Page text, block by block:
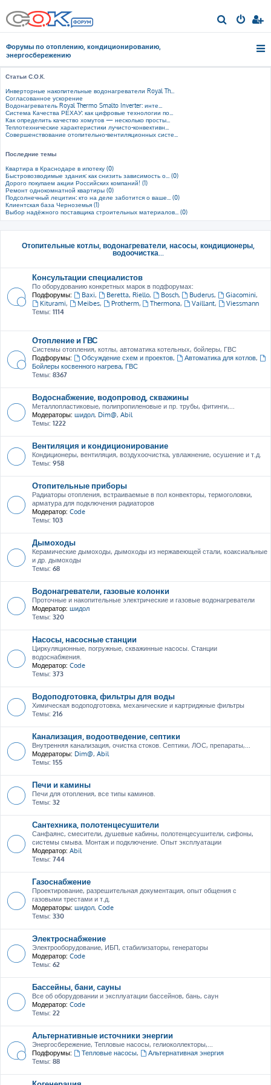
о
Форумы по отоплению, кондиционированию,
энергосбережению
Статьи С.О.К.
Инверторные накопительные водонагреватели Royal Th...
Согласованное ускорение
Водонагреватель Royal Thermo Smalto Inverter: инте...
Система Качества РЕХАУ: как цифровые технологии по...
Как определить качество хомутов — несколько просты...
Теплотехнические характеристики лучисто-конвективн...
Совершенствование отопительно-вентиляционных систе...
Последние темы
Квартира в Краснодаре в ипотеку (0)
Быстровозводимые здания: как снизить зависимость о... (0)
Дорого покупаем акции Российских компаний! (1)
Ремонт однокомнатной квартиры (0)
Подсолнечный лецитин: кто на деле заботится о ваше... (0)
Клиентская база Черноземья (1)
Выбор надёжного поставщика строительных материалов... (0)
Отопительные котлы, водонагреватели, насосы, кондиционеры,
водоочистка...
Консультации специалистов
По оборудованию конкретных марок в подфорумах:
Подфорумы:
Baxi, Beretta, Riello, Bosch, Buderus, Giacomini,
Kiturami, Meibes, Protherm, Thermona, Vaillant,
Viessmann
Темы: 1114
Отопление и ГВС
Системы отопления, котлы, автоматика котельных, бойлеры, ГВС
Подфорумы:
Обсуждение схем и проектов, Автоматика для котлов,
Бойлеры косвенного нагрева, ГВС
Темы: 8367
Водоснабжение, водопровод, скважины
Металлопластиковые, полипропиленовые и пр. трубы, фитинги,...
Модераторы: шидол, Dim@, Abil
Темы: 1222
Вентиляция и кондиционирование
Кондиционеры, вентиляция, воздухоочистка, увлажнение, осушение и т.д.
Темы: 958
Отопительные приборы
Радиаторы отопления, встраиваемые в пол конвекторы, термоголовки,
арматура для подключения радиаторов
Модератор: Code
Темы: 103
Дымоходы
Керамические дымоходы, дымоходы из нержавеющей стали, коаксиальные
и др. дымоходы
Темы: 68
Водонагреватели, газовые колонки
Проточные и накопительные электрические и газовые водонагреватели
Модератор: шидол
Темы: 320
Насосы, насосные станции
Циркуляционные, погружные, скважинные насосы. Станции
водоснабжения.
Модератор: Code
Темы: 373
Водоподготовка, фильтры для воды
Химическая водоподготовка, механические и картриджные фильтры
Темы: 216
Канализация, водоотведение, септики
Внутренняя канализация, очистка стоков. Септики, ЛОС, препараты,...
Модераторы: Dim@, Abil
Темы: 155
Печи и камины
Печи для отопления, все типы каминов.
Темы: 32
Сантехника, полотенцесушители
Санфаянс, смесители, душевые кабины, полотенцесушители, сифоны,
системы смыва. Монтаж и подключение. Опыт эксплуатации
Модератор: Abil
Темы: 744
Газоснабжение
Проектирование, разрешительная документация, опыт общения с
газовыми трестами и т.д.
Модераторы: шидол, Code
Темы: 330
Электроснабжение
Электрооборудование, ИБП, стабилизаторы, генераторы
Модератор: Code
Темы: 62
Бассейны, бани, сауны
Все об оборудовании и эксплуатации бассейнов, бань, саун
Модератор: Code
Темы: 22
Альтернативные источники энергии
Энергосбережение, Тепловые насосы, гелиоколлекторы,...
Подфорумы:
Тепловые насосы,
Альтернативная энергия
Темы: 88